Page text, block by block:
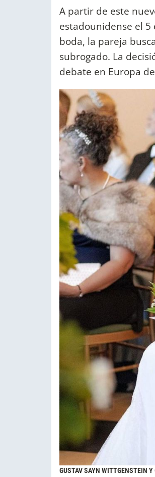
A partir de este
estadounidense el 5
boda, la pareja
subrogado. La
debate en Europa
GUSTAV SAYN WITTGENSTEIN